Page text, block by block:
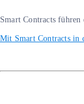
Smart Contracts führen
Mit Smart Contracts in